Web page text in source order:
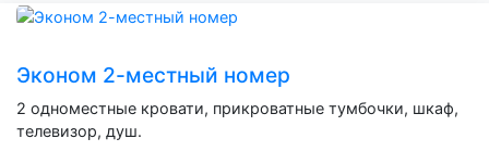
Эконом 2-местный номер
2 одноместные кровати, прикроватные тумбочки, шкаф,
телевизор, душ.